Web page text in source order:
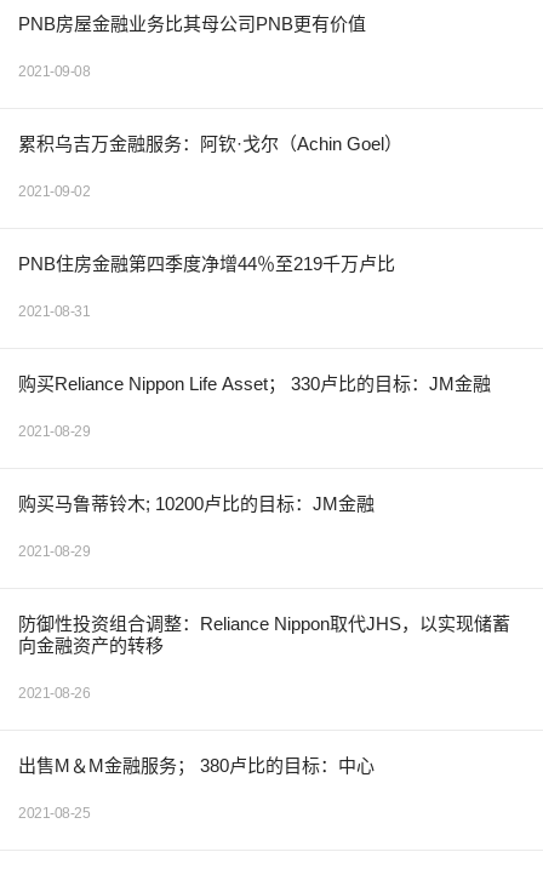
PNB房屋金融业务比其母公司PNB更有价值
2021-09-08
累积乌吉万金融服务：阿钦·戈尔（Achin Goel）
2021-09-02
PNB住房金融第四季度净增44％至219千万卢比
2021-08-31
购买Reliance Nippon Life Asset； 330卢比的目标：JM金融
2021-08-29
购买马鲁蒂铃木; 10200卢比的目标：JM金融
2021-08-29
防御性投资组合调整：Reliance Nippon取代JHS，以实现储蓄
向金融资产的转移
2021-08-26
出售M＆M金融服务； 380卢比的目标：中心
2021-08-25